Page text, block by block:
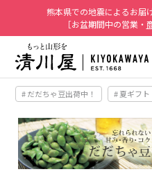
熊本県での地震によるお届
［お盆期間中の営業・
# だだちゃ豆出荷中！ # 夏ギフト